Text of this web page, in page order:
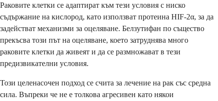
Раковите клетки се адаптират към тези условия с ниско
съдържание на кислород, като използват протеина HIF-2α, за да
задействат механизми за оцеляване. Белзутифан по същество
прекъсва този път на оцеляване, което затруднява много
раковите клетки да живеят и да се размножават в тези
предизвикателни условия.
Този целенасочен подход се счита за лечение на рак със средна
сила. Въпреки че не е толкова агресивен като някои